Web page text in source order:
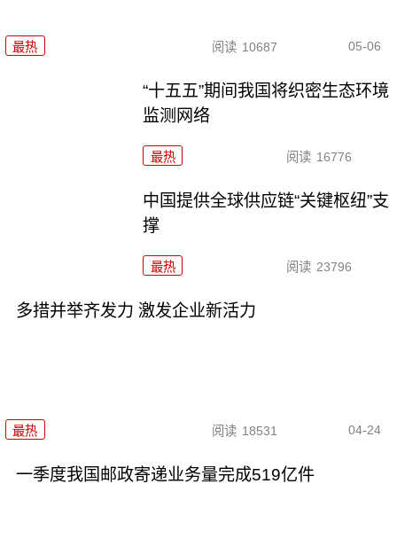
最热 阅读 10687 05-06
“十五五”期间我国将织密生态环境
监测网络
最热 阅读 16776
中国提供全球供应链“关键枢纽”支
撑
最热 阅读 23796
多措并举齐发力 激发企业新活力
最热 阅读 18531 04-24
一季度我国邮政寄递业务量完成519亿件